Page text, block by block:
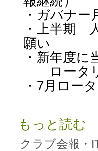
・ガバナー
・上半期
願い
・新年度
ロータリ
・7月ロー
もっと読む
クラブ会報・